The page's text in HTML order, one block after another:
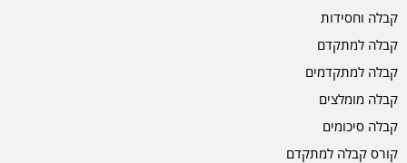
קבלה וחסידות
קבלה למתקדם
קבלה למתקדמים
קבלה מומלצים
קבלה סיכומים
קורס קבלה למתקדם